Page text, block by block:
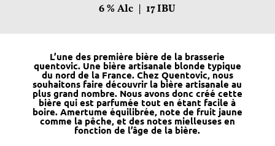
6% Alc | 17IBU
L’une des première bière de la brasserie
quentovic. Une bière artisanale blonde typique
du nord de la France. Chez Quentovic, nous
souhaitons faire découvrir la bière artisanale au
plus grand nombre. Nous avons donc créé cette
bière qui est parfumée tout en étant facile à
boire. Amertume équilibrée, note de fruit jaune
comme la pêche, et des notes mielleuses en
fonction de l’âge de la bière.